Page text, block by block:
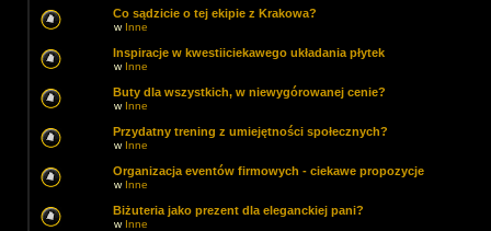
Co sądzicie o tej ekipie z Krakowa?
w Inne
Inspiracje w kwestiiciekawego układania płytek
w Inne
Buty dla wszystkich, w niewygórowanej cenie?
w Inne
Przydatny trening z umiejętności społecznych?
w Inne
Organizacja eventów firmowych - ciekawe propozycje
w Inne
Biżuteria jako prezent dla eleganckiej pani?
w Inne